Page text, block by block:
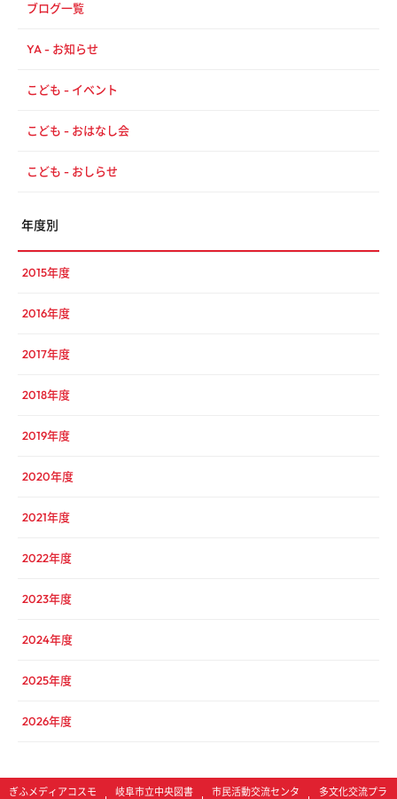
ブログ一覧
YA - お知らせ
こども - イベント
こども - おはなし会
こども - おしらせ
年度別
2015年度
2016年度
2017年度
2018年度
2019年度
2020年度
2021年度
2022年度
2023年度
2024年度
2025年度
2026年度
ぎふメディアコスモ 岐阜市立中央図書 市民活動交流センタ 多文化交流プラ